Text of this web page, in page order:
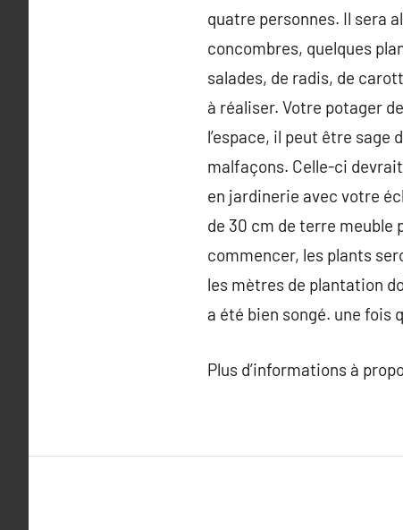
quatre personnes. Il sera
concombres, quelques
salades, de radis, de
à réaliser. Votre potager
l’espace, il peut être
malfaçons. Celle-ci
en jardinerie avec votre
de 30 cm de terre meuble
commencer, les plants
les mètres de plantation
a été bien songé. une fois
Plus d’informations à